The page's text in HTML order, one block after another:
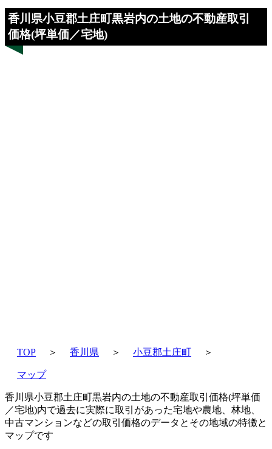
香川県小豆郡土庄町黒岩内の土地の不動産取引
価格(坪単価／宅地)
TOP ＞ 香川県 ＞ 小豆郡土庄町 ＞
マップ
香川県小豆郡土庄町黒岩内の土地の不動産取引価格(坪単価
／宅地)内で過去に実際に取引があった宅地や農地、林地、
中古マンションなどの取引価格のデータとその地域の特徴と
マップです